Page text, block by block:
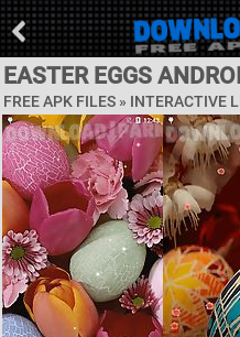
EASTER EGGS
FREE APK FILES » INTERACTIVE